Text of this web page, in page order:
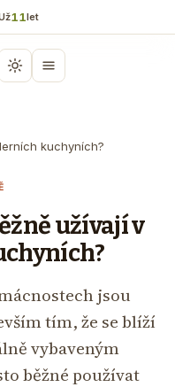
11let
kuchyních?
užívají v
jsou
tím, že se blíží
vybaveným
běžné používat